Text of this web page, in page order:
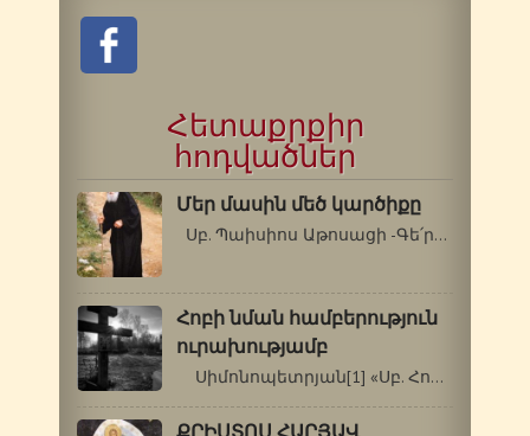
Հետաքրքիր
հոդվածներ
Մեր մասին մեծ կարծիքը
Սբ. Պաիսիոս Աթոսացի -Գե՛րոնդա, ինչու՞…
Հոբի նման համբերություն
ուրախությամբ
Սիմոնոպետրյան[1] «Սբ. Հովհաննես…